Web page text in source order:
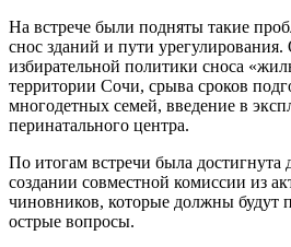
На встрече были подняты такие
снос зданий и пути
избирательной политики сноса
территории Сочи, срыва сроков
многодетных семей, введение в
перинатального центра.
По итогам встречи была достигнута
создании совместной комиссии из
чиновников, которые должны будут
острые вопросы.